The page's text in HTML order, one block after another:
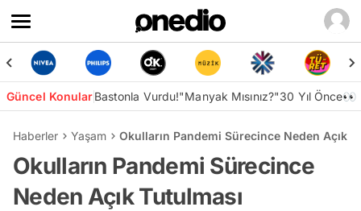
Güncel KonularBastonla Vurdu!"Manyak Mısınız?"30 Yıl Önce👀
Haberler Yaşam Okulların Pandemi Sürecince Neden Açık
Okulların Pandemi Sürecince
Neden Açık Tutulması